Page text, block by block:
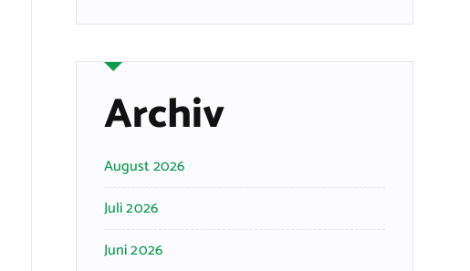
Archiv
August 2026
Juli 2026
Juni 2026